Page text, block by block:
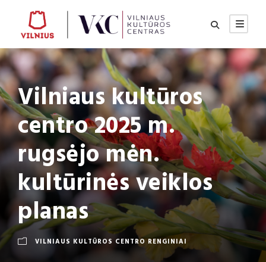
Vilniaus kultūros
centro 2025 m.
rugsėjo mėn.
kultūrinės veiklos
planas
VILNIAUS KULTŪROS CENTRO RENGINIAI